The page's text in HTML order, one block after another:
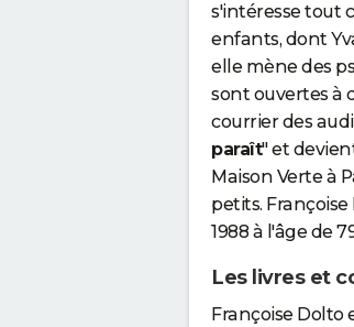
s'intéresse tout
enfants, dont
elle mène des
sont ouvertes à
courrier des
paraît" et
Maison Verte à
petits.
1988 à l'âge de
Les livres et
Françoise Dolto